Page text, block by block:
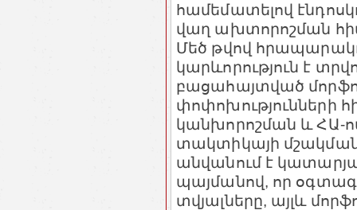
համեմատելով
վաղ ախտորոշման
Մեծ թվով
կարևորություն է
բացահայտված
փոփոխությունների
կանխորոշման և ՀԱ-
տակտիկայի
անվանում է
պայմանով, որ
տվյալները, այլև